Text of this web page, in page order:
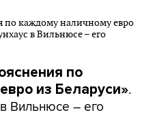
по
из Беларуси».
Вильнюсе – его